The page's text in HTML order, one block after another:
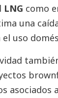
LNG como
una
el uso